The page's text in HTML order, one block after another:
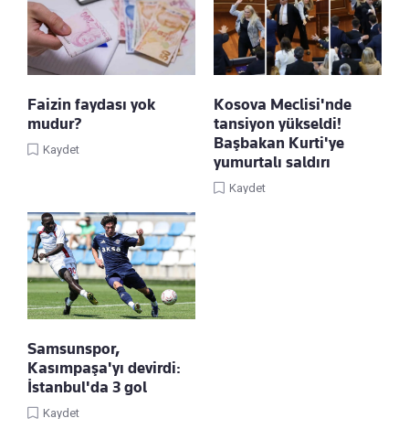
Faizin faydası yok
mudur?
Kaydet
Kosova Meclisi'nde
tansiyon yükseldi!
Başbakan Kurti'ye
yumurtalı saldırı
Kaydet
Samsunspor,
Kasımpaşa'yı devirdi:
İstanbul'da 3 gol
Kaydet